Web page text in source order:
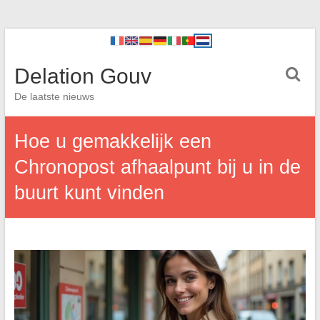
Delation Gouv
De laatste nieuws
Hoe u gemakkelijk een
Chronopost afhaalpunt bij u in de
buurt kunt vinden